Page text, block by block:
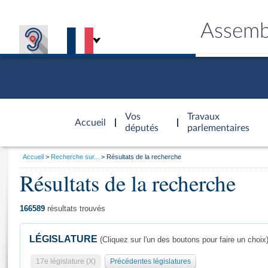
Accueil
d'accueil
Vos
députés
Travaux
parlementaires
Général
Vous
Accueil Recherche sur... Résultats de la recherche
Résultats de la recherche
166589 résultats trouvés
LÉGISLATURE (Cliquez sur l'un des boutons pour faire un choix)
17e législature (X) Précédentes législatures